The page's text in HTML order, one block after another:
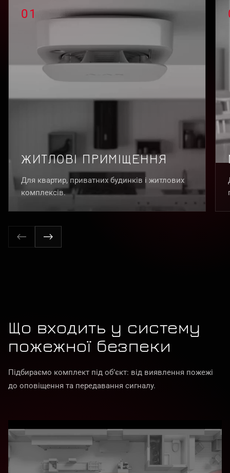
01
ЖИТЛОВІ ПРИМІЩЕННЯ
Для квартир, приватних будинків і житлових
комплексів.
Що входить у систему
пожежної безпеки
Підбираємо комплект під об’єкт: від виявлення пожежі
до оповіщення та передавання сигналу.